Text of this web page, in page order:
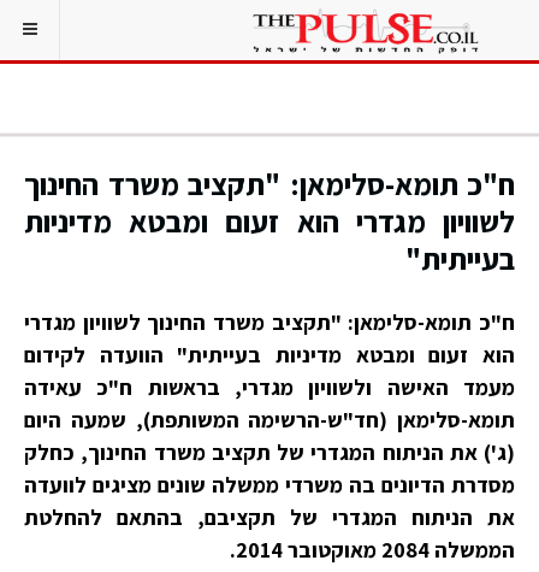
ח"כ תומא-סלימאן: "תקציב משרד החינוך
לשוויון מגדרי הוא זעום ומבטא מדיניות
בעייתית"
ח"כ תומא-סלימאן: "תקציב משרד החינוך לשוויון מגדרי
הוא זעום ומבטא מדיניות בעייתית" הוועדה לקידום
מעמד האישה ולשוויון מגדרי, בראשות ח"כ עאידה
תומא-סלימאן (חד"ש-הרשימה המשותפת), שמעה היום
(ג') את הניתוח המגדרי של תקציב משרד החינוך, כחלק
מסדרת הדיונים בה משרדי ממשלה שונים מציגים לוועדה
את הניתוח המגדרי של תקציבם, בהתאם להחלטת
הממשלה 2084 מאוקטובר 2014.